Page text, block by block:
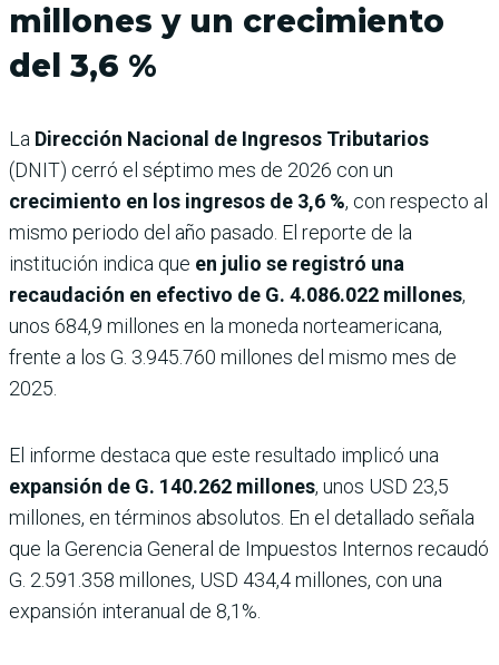
millones y un crecimiento
del 3,6 %
La Dirección Nacional de Ingresos Tributarios
(DNIT) cerró el séptimo mes de 2026 con un
crecimiento en los ingresos de 3,6 %, con respecto al
mismo periodo del año pasado. El reporte de la
institución indica que en julio se registró una
recaudación en efectivo de G. 4.086.022 millones,
unos 684,9 millones en la moneda norteamericana,
frente a los G. 3.945.760 millones del mismo mes de
2025.
El informe destaca que este resultado implicó una
expansión de G. 140.262 millones, unos USD 23,5
millones, en términos absolutos. En el detallado señala
que la Gerencia General de Impuestos Internos recaudó
G. 2.591.358 millones, USD 434,4 millones, con una
expansión interanual de 8,1%.